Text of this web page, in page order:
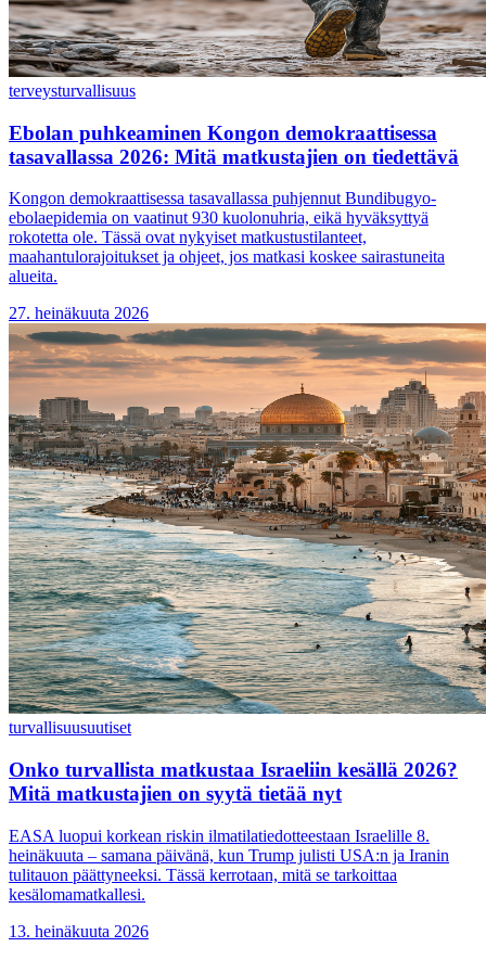
terveysturvallisuus
Ebolan puhkeaminen Kongon demokraattisessa
tasavallassa 2026: Mitä matkustajien on tiedettävä
Kongon demokraattisessa tasavallassa puhjennut Bundibugyo-
ebolaepidemia on vaatinut 930 kuolonuhria, eikä hyväksyttyä
rokotetta ole. Tässä ovat nykyiset matkustustilanteet,
maahantulorajoitukset ja ohjeet, jos matkasi koskee sairastuneita
alueita.
27. heinäkuuta 2026
turvallisuusuutiset
Onko turvallista matkustaa Israeliin kesällä 2026?
Mitä matkustajien on syytä tietää nyt
EASA luopui korkean riskin ilmatilatiedotteestaan Israelille 8.
heinäkuuta – samana päivänä, kun Trump julisti USA:n ja Iranin
tulitauon päättyneeksi. Tässä kerrotaan, mitä se tarkoittaa
kesälomamatkallesi.
13. heinäkuuta 2026